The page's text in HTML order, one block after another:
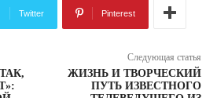
Twitter Pinterest
Следующая статья
ЖИЗНЬ И ТВОРЧЕСКИЙ
ПУТЬ ИЗВЕСТНОГО